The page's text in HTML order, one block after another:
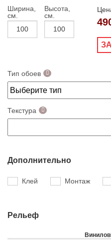
Ширина,
см.
Высота,
см.
Тип обоев
Текстура
Дополнительно
Клей Монтаж
Рельеф